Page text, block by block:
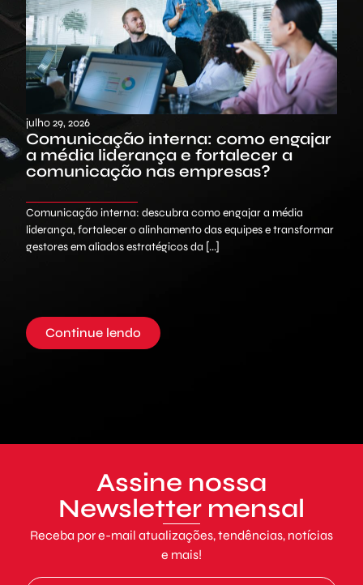
julho 29, 2026
Comunicação interna: como engajar
a média liderança e fortalecer a
comunicação nas empresas?
Comunicação interna: descubra como engajar a média
liderança, fortalecer o alinhamento das equipes e transformar
gestores em aliados estratégicos da [...]
Continue lendo
Assine nossa
Newsletter mensal
Receba por e-mail atualizações, tendências, notícias
e mais!